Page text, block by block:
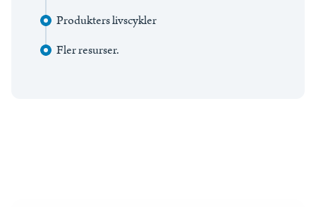
Produkters livscykler
Fler resurser.